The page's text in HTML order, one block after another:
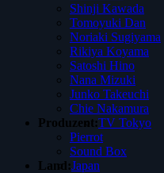
Shinji Kawada
Tomoyuki Dan
Noriaki Sugiyama
Rikiya Koyama
Satoshi Hino
Nana Mizuki
Junko Takeuchi
Chie Nakamura
Produzent:TV Tokyo
Pierrot
Sound Box
Land:Japan